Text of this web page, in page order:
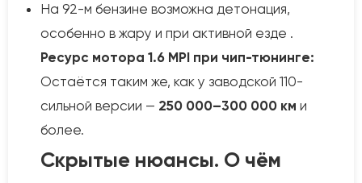
На 92-м бензине возможна детонация,
особенно в жару и при активной езде .
Ресурс мотора 1.6 MPI при чип-тюнинге:
Остаётся таким же, как у заводской 110-
сильной версии — 250 000–300 000 км и
более.
Скрытые нюансы. О чём